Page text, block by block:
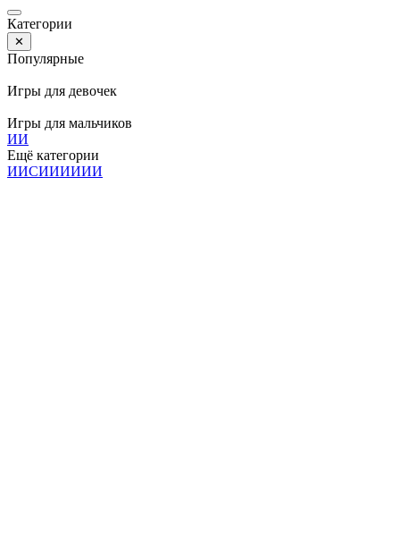
Категории
✕
Популярные
Игры для девочек
Игры для мальчиков
ИИ
Ещё категории
ИИСИИИИИИ